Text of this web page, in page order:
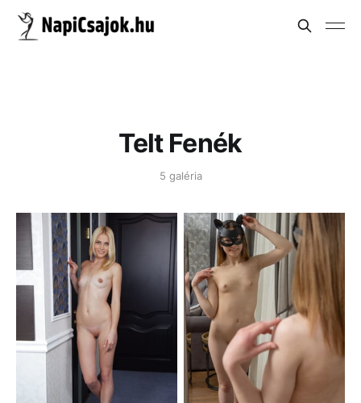
Telt Fenék
5 galéria